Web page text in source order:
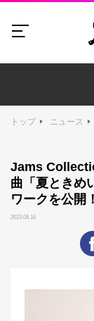
トップ ニュース
Jams
曲「夏ときめ
ワークを公開！
2023.08.16